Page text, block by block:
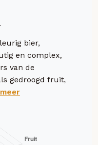
bier,
en complex,
van de
gedroogd fruit,